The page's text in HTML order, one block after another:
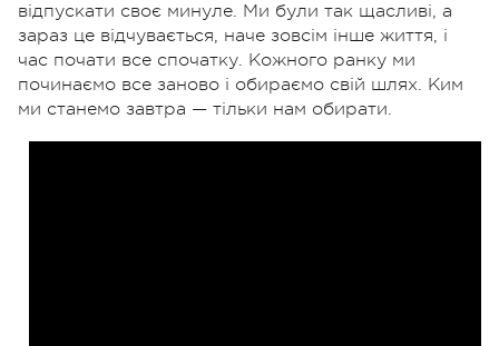
відпускати своє минуле. Ми були так щасливі, а
зараз це відчувається, наче зовсім інше життя, і
час почати все спочатку. Кожного ранку ми
починаємо все заново і обираємо свій шлях. Ким
ми станемо завтра — тільки нам обирати.